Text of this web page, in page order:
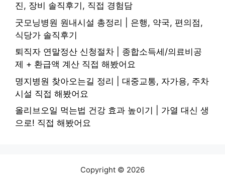
진, 장비 솔직후기, 직접 경험담
굿모닝병원 원내시설 총정리 | 은행, 약국, 편의점,
식당가 솔직후기
퇴직자 연말정산 신청절차 | 종합소득세/의료비공
제 + 환급액 계산 직접 해봤어요
명지병원 찾아오는길 정리 | 대중교통, 자가용, 주차
시설 직접 해봤어요
올리브오일 먹는법 건강 효과 높이기 | 가열 대신 생
으로! 직접 해봤어요
Copyright © 2026